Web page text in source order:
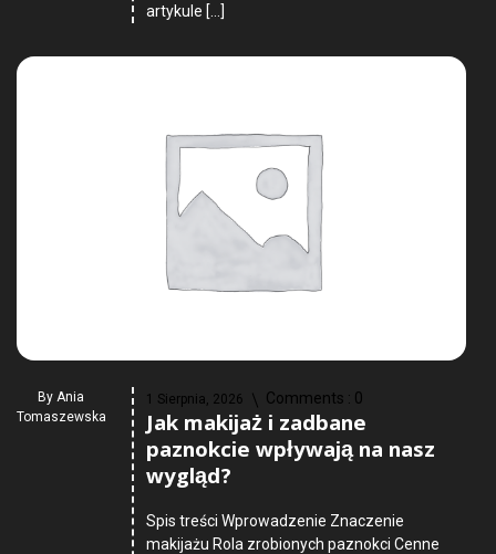
artykule […]
By Ania
Tomaszewska
1 Sierpnia, 2026 Comments : 0
Jak makijaż i zadbane
paznokcie wpływają na nasz
wygląd?
Spis treści Wprowadzenie Znaczenie
makijażu Rola zrobionych paznokci Cenne